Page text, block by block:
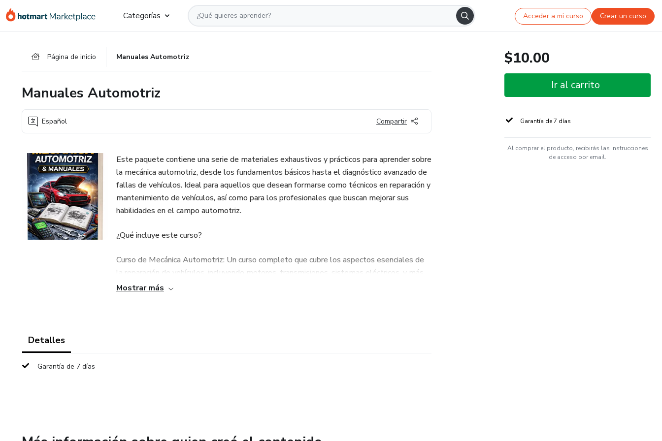
Categorías Acceder a mi curso Crear un curso
Página de inicio Manuales Automotriz
Manuales Automotriz
Español Compartir
Este paquete contiene una serie de materiales exhaustivos y prácticos para aprender sobre
la mecánica automotriz, desde los fundamentos básicos hasta el diagnóstico avanzado de
fallas de vehículos. Ideal para aquellos que desean formarse como técnicos en reparación y
mantenimiento de vehículos, así como para los profesionales que buscan mejorar sus
habilidades en el campo automotriz.
¿Qué incluye este curso?
Curso de Mecánica Automotriz: Un curso completo que cubre los aspectos esenciales de
la reparación de vehículos, incluyendo motores, transmisiones, sistemas eléctricos, y más.
Mostrar más
Detalles
Garantía de 7 días
$10.00
Ir al carrito
Garantía de 7 días
Al comprar el producto, recibirás las instrucciones
de acceso por email.